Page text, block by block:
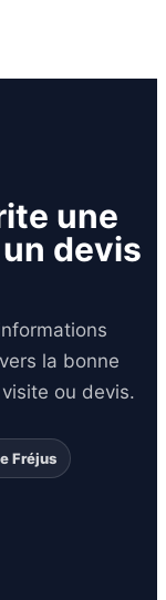
une
devis
la bonne
ou devis.
Fréjus